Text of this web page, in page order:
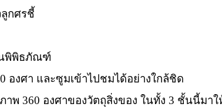
กศรชี้
นพิพิธภัณฑ์
งศา และซูมเข้าไปชมได้อย่างใกล้ชิด
360 องศาของวัตถุสิ่งของ ในทั้ง 3 ชั้นนี้มาใ